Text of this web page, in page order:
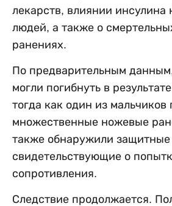
лекарств, влиянии инсулина
людей, а также о
ранениях.
По предварительным
могли погибнуть в
тогда как один из мальчиков
множественные ножевые
также обнаружили
свидетельствующие о
сопротивления.
Следствие продолжается.